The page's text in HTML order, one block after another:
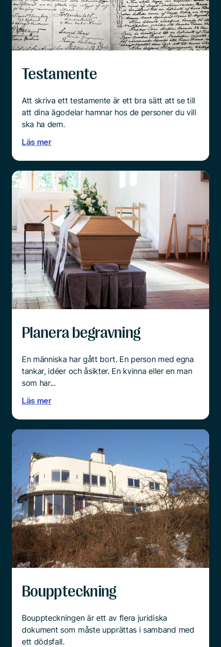
Testamente
Att skriva ett testamente är ett bra sätt att se till
att dina ägodelar hamnar hos de personer du vill
ska ha dem.
Läs mer
Planera begravning
En människa har gått bort. En person med egna
tankar, idéer och åsikter. En kvinna eller en man
som har...
Läs mer
Bouppteckning
Bouppteckningen är ett av flera juridiska
dokument som måste upprättas i samband med
ett dödsfall.